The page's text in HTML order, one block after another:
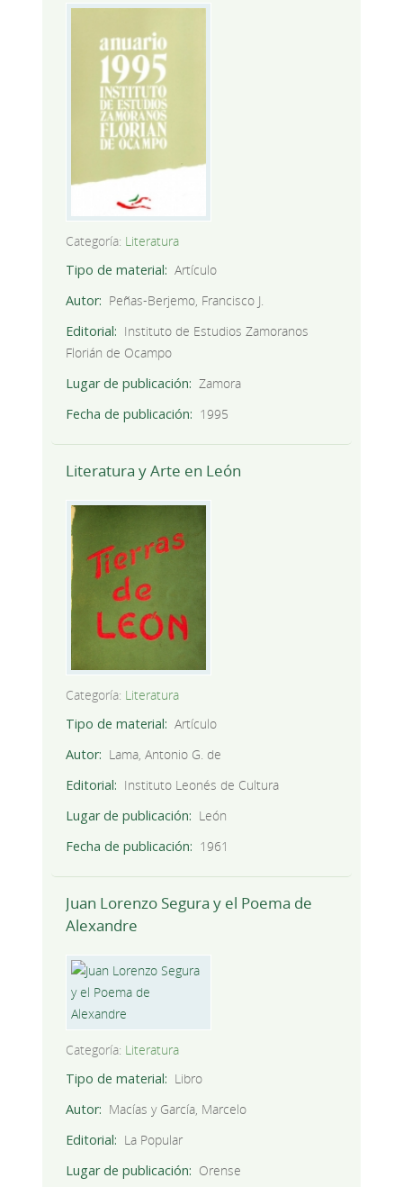
Categoría: Literatura
Tipo de material
Artículo
Autor
Peñas-Berjemo, Francisco J.
Editorial
Instituto de Estudios Zamoranos
Florián de Ocampo
Lugar de publicación
Zamora
Fecha de publicación
1995
Literatura y Arte en León
Categoría: Literatura
Tipo de material
Artículo
Autor
Lama, Antonio G. de
Editorial
Instituto Leonés de Cultura
Lugar de publicación
León
Fecha de publicación
1961
Juan Lorenzo Segura y el Poema de
Alexandre
Categoría: Literatura
Tipo de material
Libro
Autor
Macías y García, Marcelo
Editorial
La Popular
Lugar de publicación
Orense